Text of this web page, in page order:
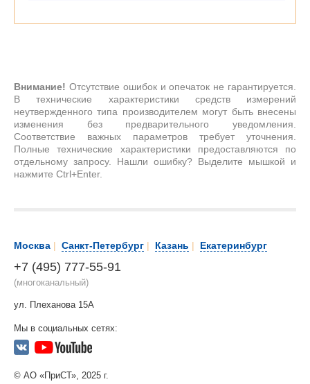
Внимание! Отсутствие ошибок и опечаток не гарантируется.
В технические характеристики средств измерений
неутвержденного типа производителем могут быть внесены
изменения без предварительного уведомления.
Соответствие важных параметров требует уточнения.
Полные технические характеристики предоставляются по
отдельному запросу. Нашли ошибку? Выделите мышкой и
нажмите Ctrl+Enter.
Москва | Санкт-Петербург | Казань | Екатеринбург
+7 (495) 777-55-91
(многоканальный)
ул. Плеханова 15А
Мы в социальных сетях:
© АО «ПриСТ», 2025 г.